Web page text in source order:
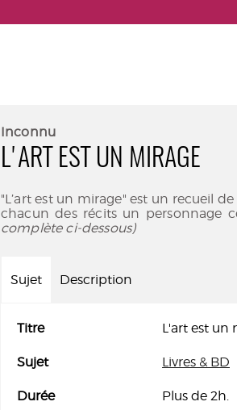
Inconnu
L'ART EST UN MIRAGE
"L’art est un mirage" est un recueil
chacun des récits un personnage
complète ci-dessous)
Sujet Description
Titre L'art est un
Sujet Livres & BD
Durée Plus de 2h.